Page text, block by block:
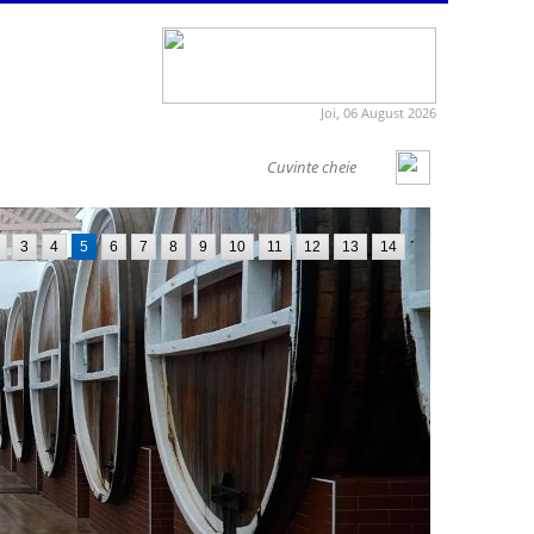
Joi, 06 August 2026
3 4 5 6 7 8 9 10 11 12 13 14